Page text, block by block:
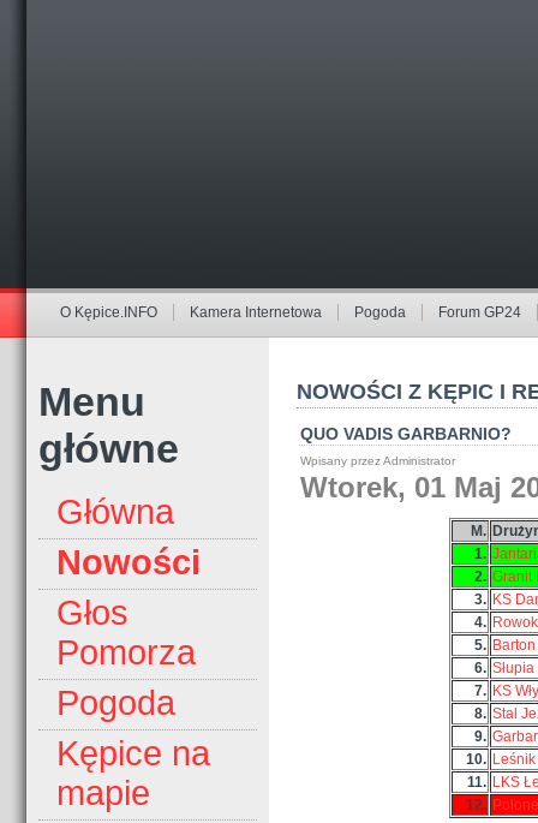
O Kępice.INFO Kamera Internetowa Pogoda Forum GP24
Menu
główne
Główna
Nowości
Głos
Pomorza
Pogoda
Kępice na
mapie
NOWOŚCI Z KĘPIC I
QUO VADIS GARBARNIO?
Wpisany przez Administrator
Wtorek, 01 Maj
M.
1.
2. Granit
3. KS
4.
5.
6.
7. KS
8. Stal
9.
10.
11. LKS
12.